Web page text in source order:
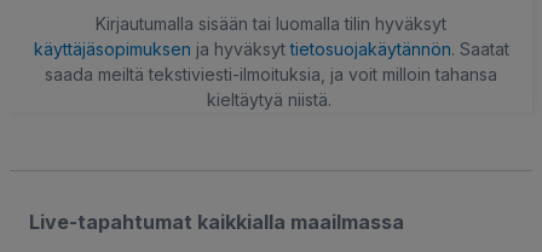
Kirjautumalla sisään tai luomalla tilin hyväksyt
käyttäjäsopimuksen ja hyväksyttietosuojakäytännön. Saatat
saada meiltä tekstiviesti-ilmoituksia, ja voit milloin tahansa
kieltäytyä niistä.
Live-tapahtumat kaikkialla maailmassa